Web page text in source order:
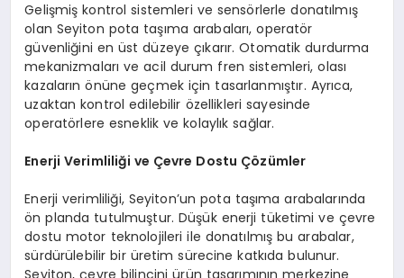
Gelişmiş kontrol sistemleri ve sensörlerle donatılmış
olan Seyiton pota taşıma arabaları, operatör
güvenliğini en üst düzeye çıkarır. Otomatik durdurma
mekanizmaları ve acil durum fren sistemleri, olası
kazaların önüne geçmek için tasarlanmıştır. Ayrıca,
uzaktan kontrol edilebilir özellikleri sayesinde
operatörlere esneklik ve kolaylık sağlar.
Enerji Verimliliği ve Çevre Dostu Çözümler
Enerji verimliliği, Seyiton’un pota taşıma arabalarında
ön planda tutulmuştur. Düşük enerji tüketimi ve çevre
dostu motor teknolojileri ile donatılmış bu arabalar,
sürdürülebilir bir üretim sürecine katkıda bulunur.